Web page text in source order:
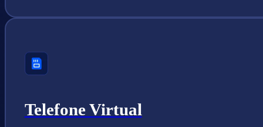
Telefone Virtual